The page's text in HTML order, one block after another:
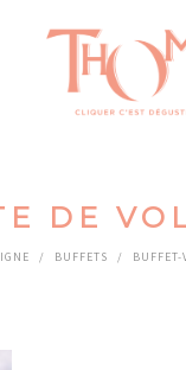
DE
/ BUFFETS / BUFFET-